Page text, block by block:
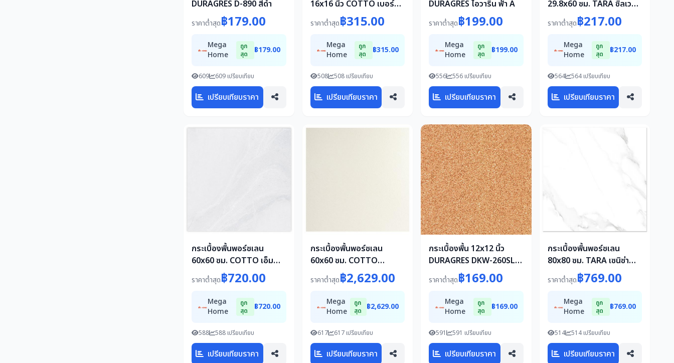
DURAGRES D-890 สีดำ
ราคาต่ำสุด฿179.00
Mega
Home
ถูก
สุด
฿179.00
609 609 เปรียบเทียบ
เปรียบเทียบราคา
16x16 นิ้ว COTTO เบอร์
เรี่ยน ขาว ExC PM 0.96M2
ราคาต่ำสุด฿315.00
Mega
Home
ถูก
สุด
฿315.00
508 508 เปรียบเทียบ
เปรียบเทียบราคา
DURAGRES ไอวาริน ฟ้า A
ราคาต่ำสุด฿199.00
Mega
Home
ถูก
สุด
฿199.00
556 556 เปรียบเทียบ
เปรียบเทียบราคา
29.8x60 ซม. TARA ซิลเวลล์
เบจ A 0.72M2
ราคาต่ำสุด฿217.00
Mega
Home
ถูก
สุด
฿217.00
564 564 เปรียบเทียบ
เปรียบเทียบราคา
กระเบื้องพื้นพอร์ซเลน
60x60 ซม. COTTO เอ็ม
สโตน ขาว (HYG) PM
1.44M2
ราคาต่ำสุด฿720.00
Mega
Home
ถูก
สุด
฿720.00
588 588 เปรียบเทียบ
เปรียบเทียบราคา
กระเบื้องพื้นพอร์ซเลน
60x60 ซม. COTTO
ESPANA เมเทออร์ บลังโก้
85ME-45 ขาว A 1.44 ตร.ม.
ราคาต่ำสุด฿2,629.00
Mega
Home
ถูก
สุด
฿2,629.00
617 617 เปรียบเทียบ
เปรียบเทียบราคา
กระเบื้องพื้น 12x12 นิ้ว
DURAGRES DKW-260SL
ส้ม A
ราคาต่ำสุด฿169.00
Mega
Home
ถูก
สุด
฿169.00
591 591 เปรียบเทียบ
เปรียบเทียบราคา
กระเบื้องพื้นพอร์ซเลน
80x80 ซม. TARA เซนิซ่า
ขาว A 1.92M2
ราคาต่ำสุด฿769.00
Mega
Home
ถูก
สุด
฿769.00
514 514 เปรียบเทียบ
เปรียบเทียบราคา